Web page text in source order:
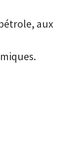
aux